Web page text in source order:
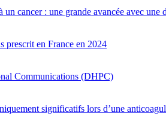
un cancer : une grande avancée avec une
prescrit en France en 2024
Communications (DHPC)
significatifs lors d’une